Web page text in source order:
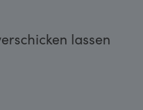
lassen